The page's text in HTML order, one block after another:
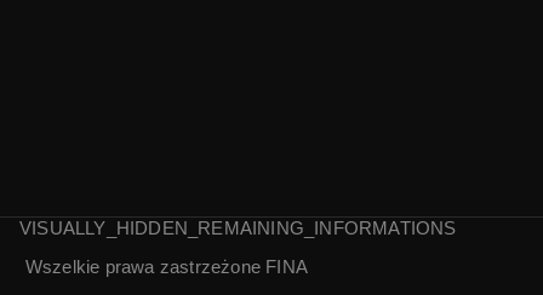
Golizna na
Sadzenie
VISUALLY_HIDDEN_REMAINING_INFORMATIONS
Wszelkie prawa zastrzeżone FINA